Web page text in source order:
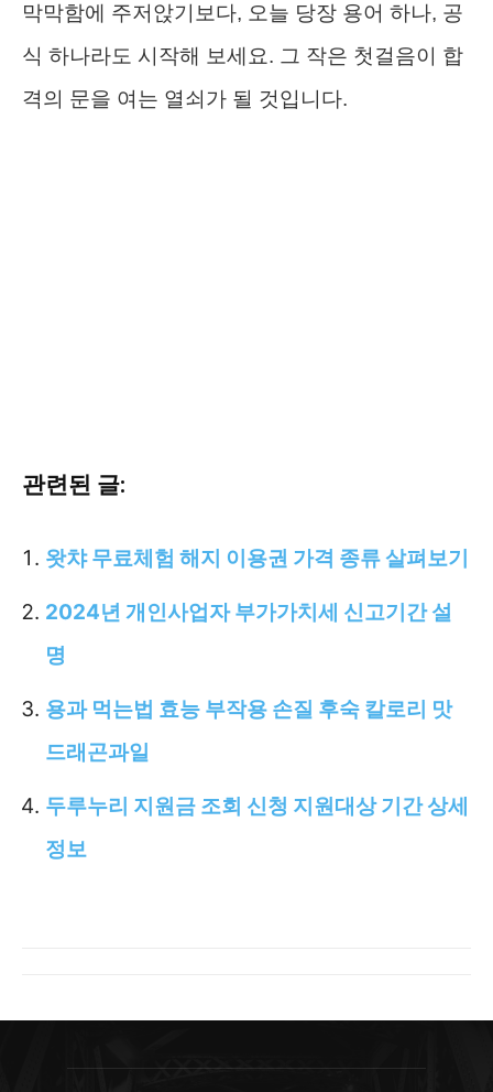
막막함에 주저앉기보다, 오늘 당장 용어 하나, 공
식 하나라도 시작해 보세요. 그 작은 첫걸음이 합
격의 문을 여는 열쇠가 될 것입니다.
관련된 글:
왓챠 무료체험 해지 이용권 가격 종류 살펴보기
2024년 개인사업자 부가가치세 신고기간 설
명
용과 먹는법 효능 부작용 손질 후숙 칼로리 맛
드래곤과일
두루누리 지원금 조회 신청 지원대상 기간 상세
정보